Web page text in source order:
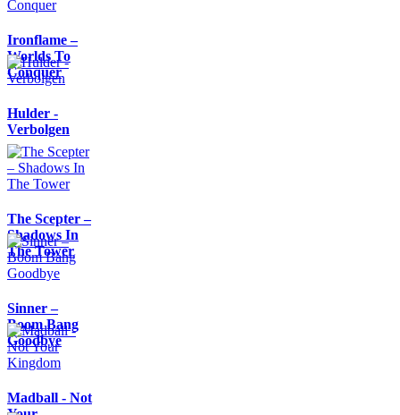
Ironflame –
Worlds To
Conquer
Hulder -
Verbolgen
The Scepter –
Shadows In
The Tower
Sinner –
Boom Bang
Goodbye
Madball - Not